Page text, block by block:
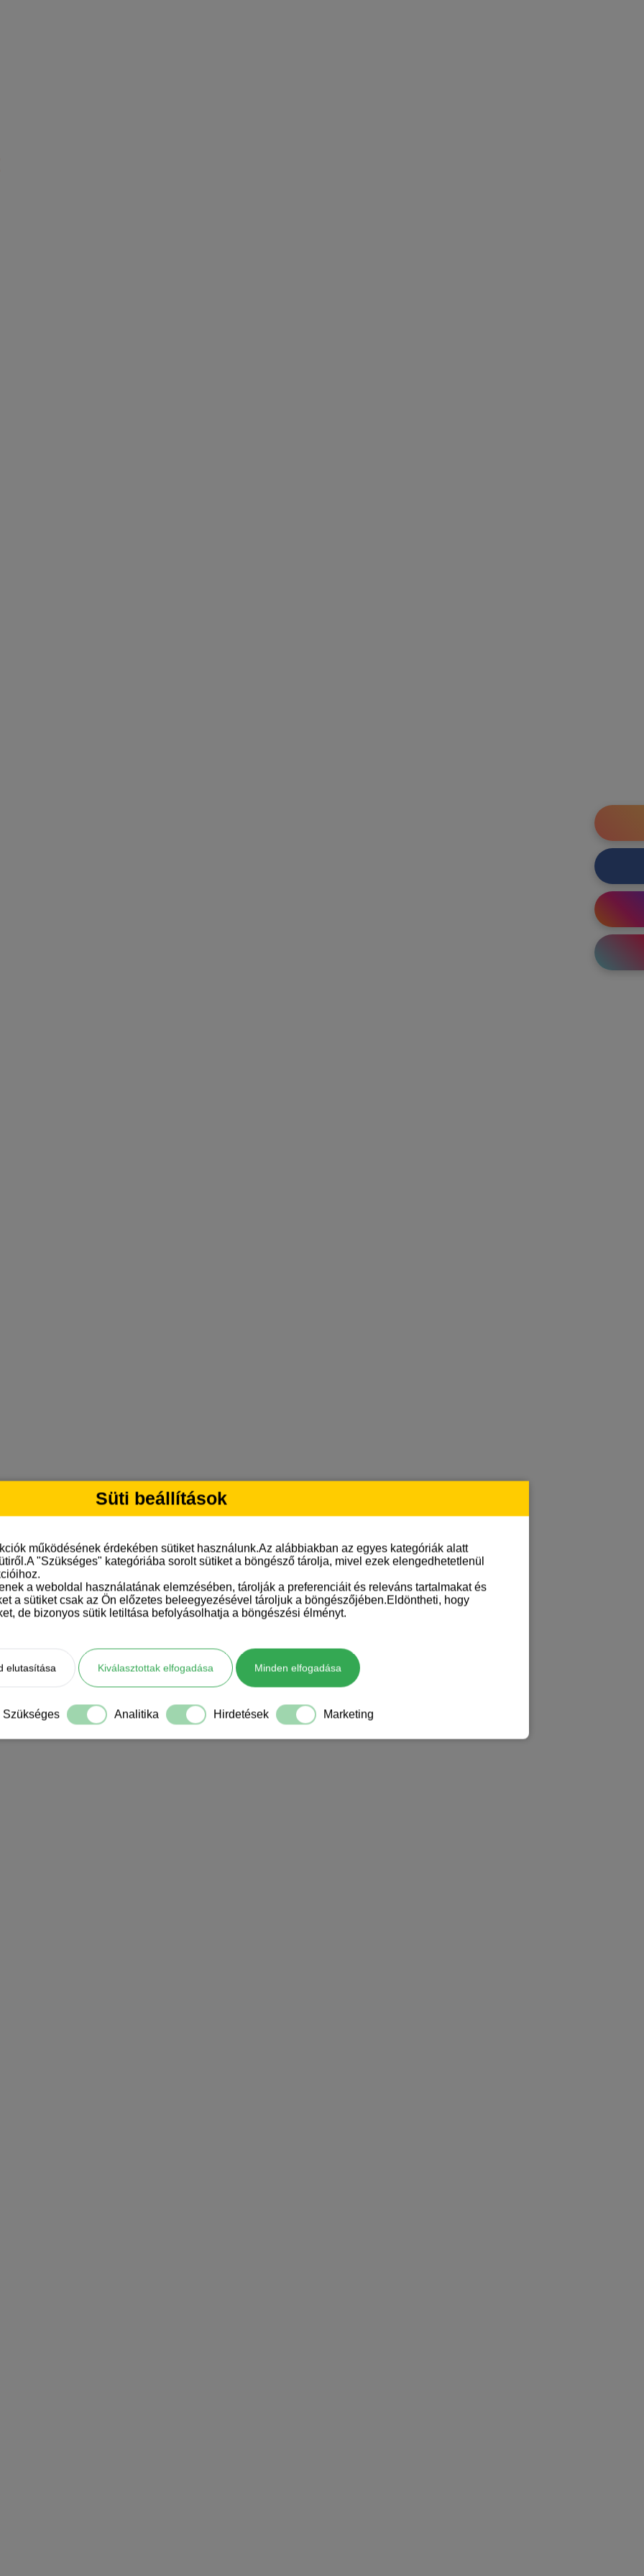
Süti beállítások
működésének érdekében sütiket használunk.Az alábbiakban az egyes kategóriák alatt
"Szükséges" kategóriába sorolt sütiket a böngésző tárolja, mivel ezek elengedhetetlenül
a weboldal használatának elemzésében, tárolják a preferenciáit és releváns tartalmakat és
a sütiket csak az Ön előzetes beleegyezésével tároljuk a böngészőjében.Eldöntheti, hogy
de bizonyos sütik letiltása befolyásolhatja a böngészési élményt.
elutasítása Kiválasztottak elfogadása Minden elfogadása
Szükséges Analitika Hirdetések Marketing